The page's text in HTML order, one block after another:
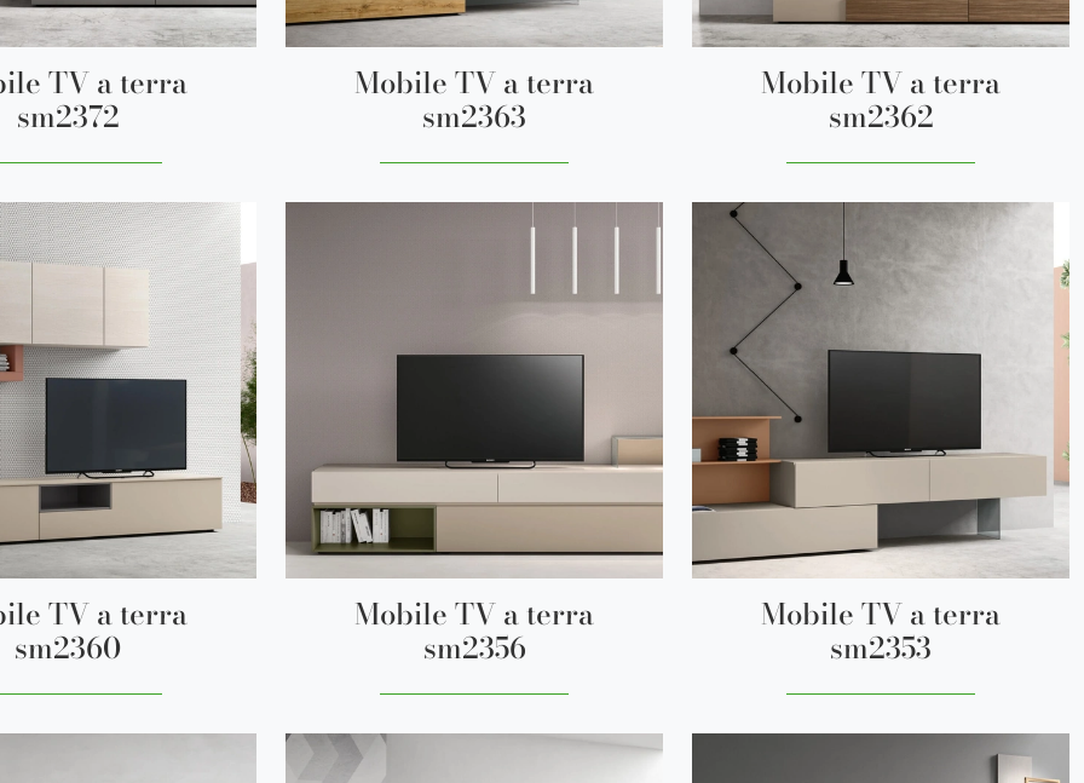
TV a terra
sm2372
Mobile TV a terra
sm2363
Mobile TV a terra
sm2362
TV a terra
sm2360
Mobile TV a terra
sm2356
Mobile TV a terra
sm2353